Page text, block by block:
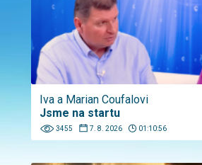
Iva a Marian Coufalovi
Jsme na startu
3455 7. 8. 2026 01:10:56